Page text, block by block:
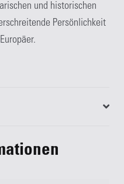
und historischen
Persönlichkeit